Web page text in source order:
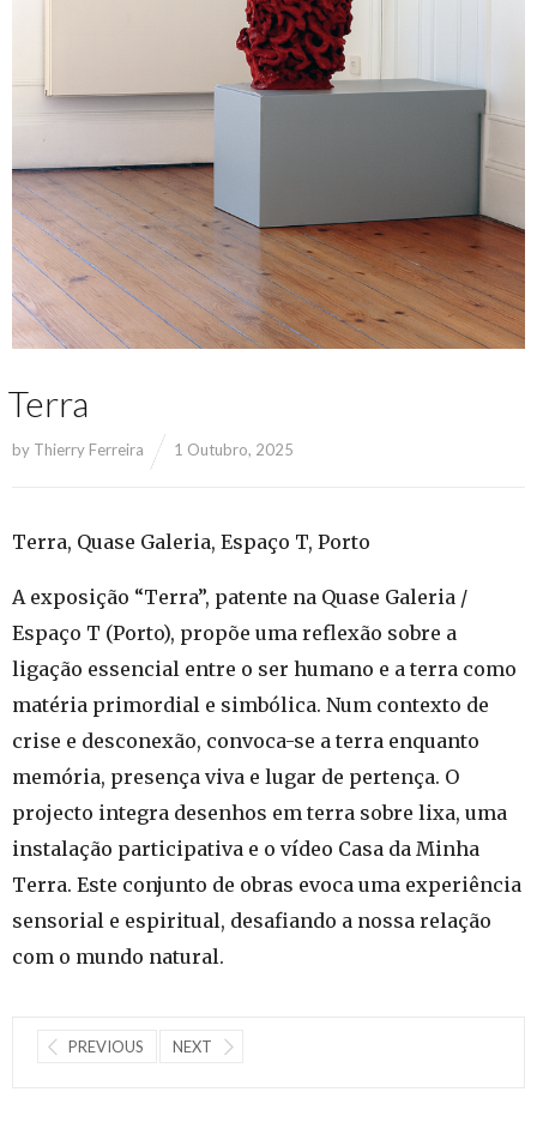
Terra
by Thierry Ferreira 1 Outubro, 2025
Terra, Quase Galeria, Espaço T, Porto
A exposição “Terra”, patente na Quase Galeria /
Espaço T (Porto), propõe uma reflexão sobre a
ligação essencial entre o ser humano e a terra como
matéria primordial e simbólica. Num contexto de
crise e desconexão, convoca-se a terra enquanto
memória, presença viva e lugar de pertença. O
projecto integra desenhos em terra sobre lixa, uma
instalação participativa e o vídeo Casa da Minha
Terra. Este conjunto de obras evoca uma experiência
sensorial e espiritual, desafiando a nossa relação
com o mundo natural.
PREVIOUS NEXT